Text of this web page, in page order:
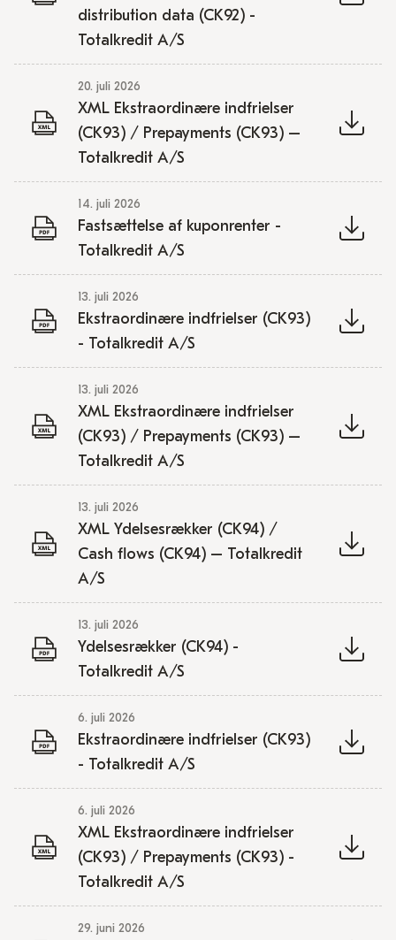
distribution data (CK92) -
Totalkredit A/S
20. juli 2026
XML Ekstraordinære indfrielser
(CK93) / Prepayments (CK93) –
Totalkredit A/S
14. juli 2026
Fastsættelse af kuponrenter -
Totalkredit A/S
13. juli 2026
Ekstraordinære indfrielser (CK93)
- Totalkredit A/S
13. juli 2026
XML Ekstraordinære indfrielser
(CK93) / Prepayments (CK93) –
Totalkredit A/S
13. juli 2026
XML Ydelsesrækker (CK94) /
Cash flows (CK94) – Totalkredit
A/S
13. juli 2026
Ydelsesrækker (CK94) -
Totalkredit A/S
6. juli 2026
Ekstraordinære indfrielser (CK93)
- Totalkredit A/S
6. juli 2026
XML Ekstraordinære indfrielser
(CK93) / Prepayments (CK93) -
Totalkredit A/S
29. juni 2026